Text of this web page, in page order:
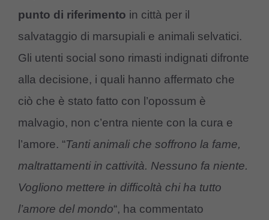
punto di riferimento in città per il
salvataggio di marsupiali e animali selvatici.
Gli utenti social sono rimasti indignati difronte
alla decisione, i quali hanno affermato che
ciò che è stato fatto con l’opossum è
malvagio, non c’entra niente con la cura e
l’amore. “Tanti animali che soffrono la fame,
maltrattamenti in cattività. Nessuno fa niente.
Vogliono mettere in difficoltà chi ha tutto
l’amore del mondo“, ha commentato